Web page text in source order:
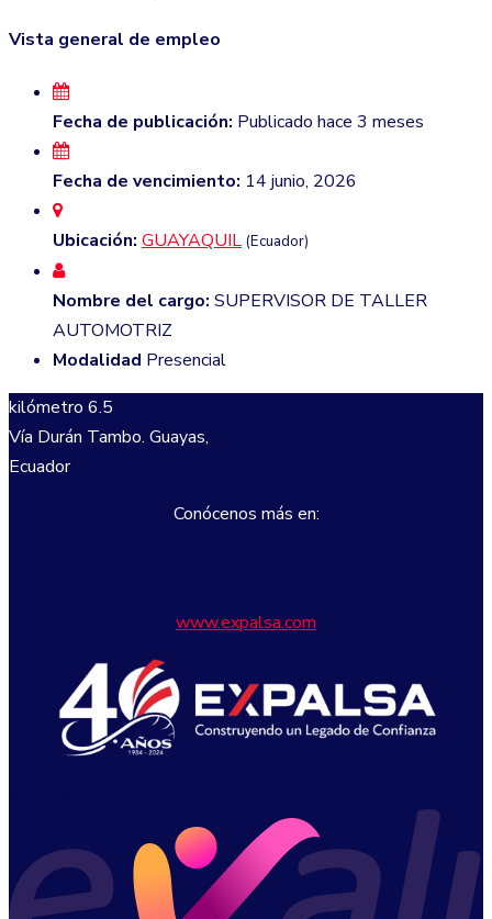
Vista general de empleo
Fecha de publicación: Publicado hace 3 meses
Fecha de vencimiento: 14 junio, 2026
Ubicación: GUAYAQUIL (Ecuador)
Nombre del cargo: SUPERVISOR DE TALLER
AUTOMOTRIZ
Modalidad Presencial
kilómetro 6.5
Vía Durán Tambo. Guayas,
Ecuador
Conócenos más en:
www.expalsa.com